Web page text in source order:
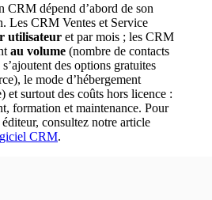
CRM dépend d’abord de son
Les CRM Ventes et Service
utilisateur et par mois ; les CRM
au volume (nombre de contacts
des options gratuites
le mode d’hébergement
et surtout des coûts hors licence :
formation et maintenance. Pour
consultez notre article
CRM.